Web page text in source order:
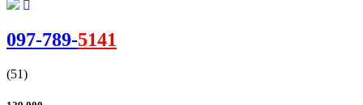
097-789-5141
(51)